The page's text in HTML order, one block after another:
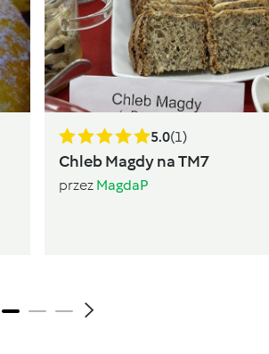
5.0(1)
Chleb Magdy na TM7
przez MagdaP